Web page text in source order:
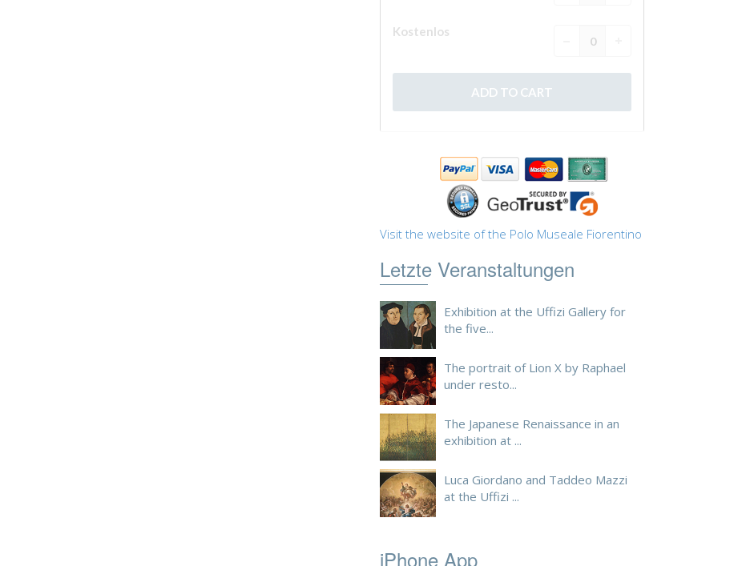
Visit the website of the Polo Museale Fiorentino
Letzte Veranstaltungen
Exhibition at the Uffizi Gallery for
the five...
The portrait of Lion X by Raphael
under resto...
The Japanese Renaissance in an
exhibition at ...
Luca Giordano and Taddeo Mazzi
at the Uffizi ...
iPhone App